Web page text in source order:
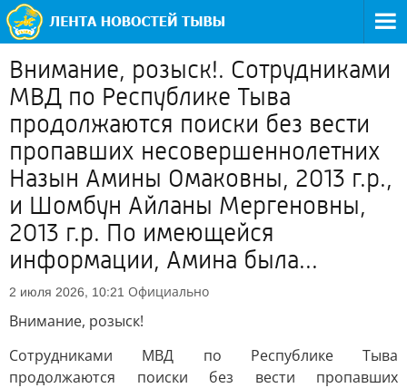
Внимание, розыск!. Сотрудниками
МВД по Республике Тыва
продолжаются поиски без вести
пропавших несовершеннолетних
Назын Амины Омаковны, 2013 г.р.,
и Шомбун Айланы Мергеновны,
2013 г.р. По имеющейся
информации, Амина была...
2 июля 2026, 10:21 Официально
Внимание, розыск!
Сотрудниками МВД по Республике Тыва
продолжаются поиски без вести пропавших